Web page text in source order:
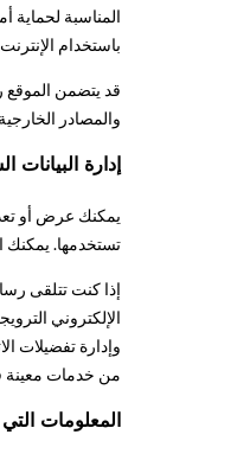
المناسبة لحماية
باستخدام
قد يتضمن الموقع
والمصادر
إدارة البيانات
يمكنك عرض أو
تستخدمها. يمكنك
إذا كنت تتلقى
الإلكتروني
وإدارة تفضيلات
من خدمات معينة
المعلومات